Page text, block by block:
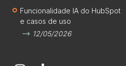
Funcionalidade IA do HubSpot
e casos de uso
12/05/2026